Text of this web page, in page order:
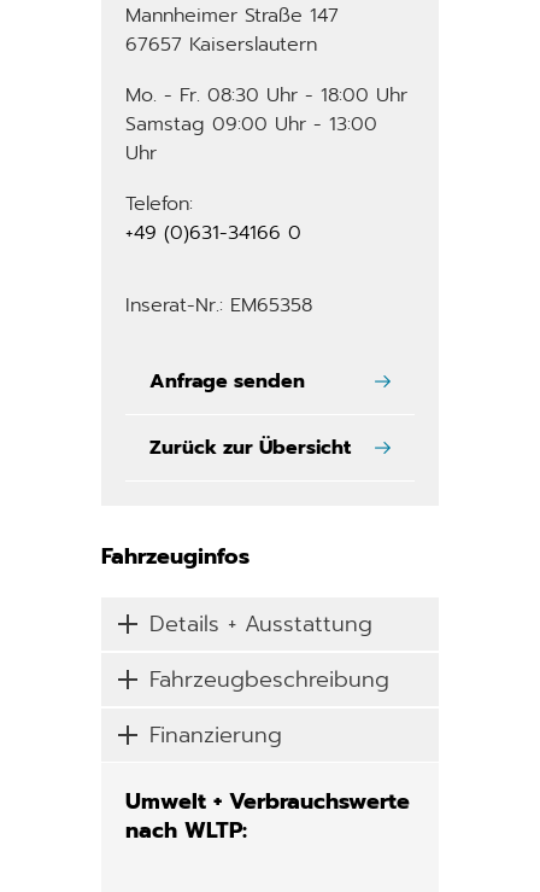
Mannheimer Straße 147
67657 Kaiserslautern
Mo. - Fr. 08:30 Uhr - 18:00 Uhr
Samstag 09:00 Uhr - 13:00
Uhr
Telefon:
+49 (0)631-34166 0
Inserat-Nr.: EM65358
Anfrage senden
Zurück zur Übersicht
Fahrzeuginfos
Details + Ausstattung
Fahrzeugbeschreibung
Finanzierung
Umwelt + Verbrauchswerte
nach WLTP: